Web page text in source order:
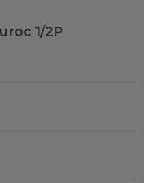
1/2P